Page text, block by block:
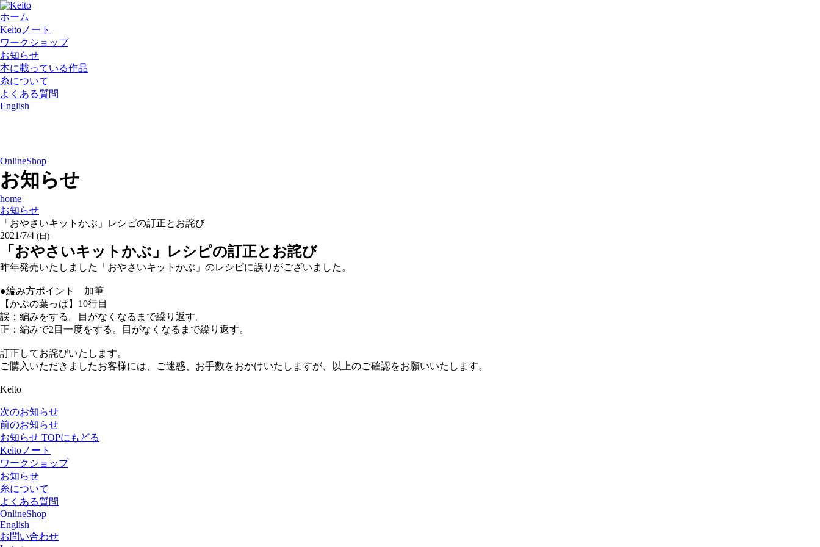
ホーム
Keitoノート
ワークショップ
お知らせ
本に載っている作品
糸について
よくある質問
English
OnlineShop
お知らせ
home
お知らせ
「おやさいキットかぶ」レシピの訂正とお詫び
2021/7/4 (日)
「おやさいキットかぶ」レシピの訂正とお詫び
昨年発売いたしました「おやさいキットかぶ」のレシピに誤りがございました。
●編み方ポイント 加筆
【かぶの葉っぱ】10行目
誤：編みをする。目がなくなるまで繰り返す。
正：編みで2目一度をする。目がなくなるまで繰り返す。
訂正してお詫びいたします。
ご購入いただきましたお客様には、ご迷惑、お手数をおかけいたしますが、以上のご確認をお願いいたします。
Keito
次のお知らせ
前のお知らせ
お知らせ TOPにもどる
Keitoノート
ワークショップ
お知らせ
糸について
よくある質問
OnlineShop
English
お問い合わせ